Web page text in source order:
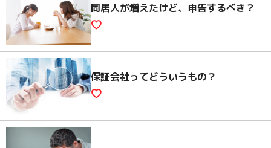
同居人が増えたけど、申告するべき？
保証会社ってどういうもの？